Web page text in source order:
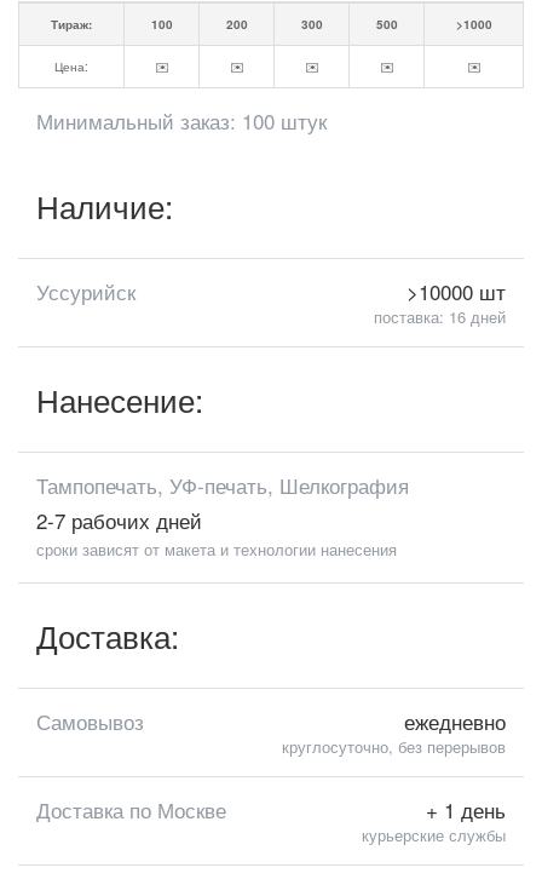
Тираж: 100 200 300 500 >1000
Цена: ✉️ ✉️ ✉️ ✉️ ✉️
Минимальный заказ: 100 штук
Наличие:
Уссурийск >10000 шт
поставка: 16 дней
Нанесение:
Тампопечать, УФ-печать, Шелкография
2-7 рабочих дней
сроки зависят от макета и технологии нанесения
Доставка:
Самовывоз ежедневно
круглосуточно, без перерывов
Доставка по Москве + 1 день
курьерские службы